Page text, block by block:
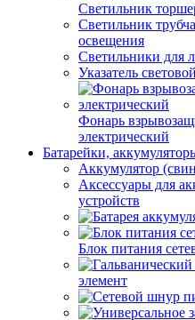
Светильник
Светильник
освещения
Светильники для
Указатель световой
Фонарь
электрический
Батарейки,
Аккумулятор
Аксессуары для
устройств
Блок питания
элемент